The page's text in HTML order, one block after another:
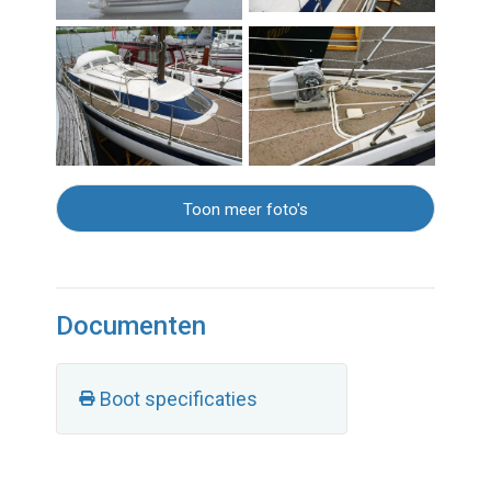
Toon meer foto's
Documenten
Boot specificaties